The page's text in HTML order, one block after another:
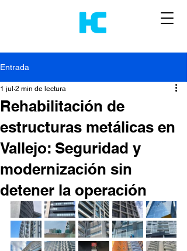
Entrada
Rehabilitación de
estructuras metálicas en
Vallejo: Seguridad y
modernización sin
detener la operación
1 jul 2 min de lectura